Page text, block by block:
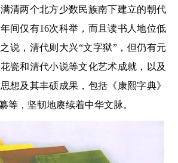
清两个北方少数民族南下建立的朝代
间仅有16次科举，而且读书人地位低
说，清代则大兴“文字狱”，但仍有元
瓷和清代小说等文化艺术成就，以及
想及其丰硕成果，包括《康熙字典》
等，坚韧地赓续着中华文脉。